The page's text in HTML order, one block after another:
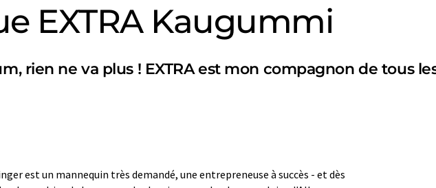
EXTRA Kaugummi
rien ne va plus ! EXTRA est mon compagnon de tous
est un mannequin très demandé, une entrepreneuse à succès - et dès